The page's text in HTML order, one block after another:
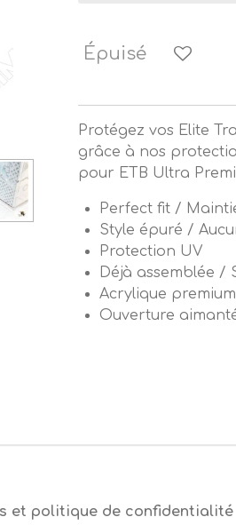
Épuisé
Protégez vos Elite
grâce à nos
pour ETB Ultra
Perfect fit /
Style épuré /
Protection UV
Déjà assemblée /
Acrylique
Ouverture
et politique de confidentialité